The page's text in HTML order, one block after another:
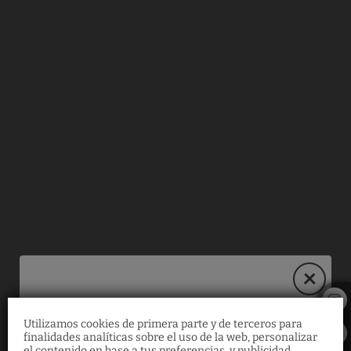
Utilizamos cookies de primera parte y de terceros para
finalidades analíticas sobre el uso de la web, personalizar
30% de descuento